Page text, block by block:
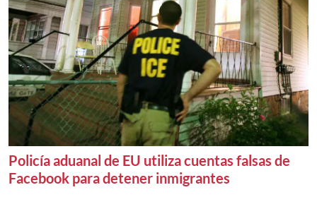
Policía aduanal de EU utiliza cuentas falsas de
Facebook para detener inmigrantes